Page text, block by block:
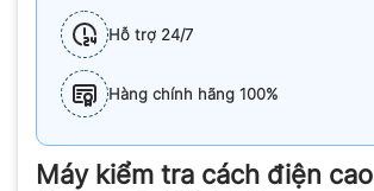
Hỗ trợ 24/7
Hàng chính hãng 100%
Máy kiểm tra cách điện cao